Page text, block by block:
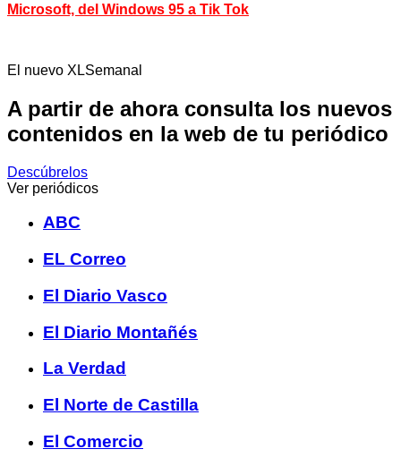
Microsoft, del Windows 95 a Tik Tok
El nuevo XLSemanal
A partir de ahora consulta los nuevos
contenidos en la web de tu periódico
Descúbrelos
Ver periódicos
ABC
EL Correo
El Diario Vasco
El Diario Montañés
La Verdad
El Norte de Castilla
El Comercio